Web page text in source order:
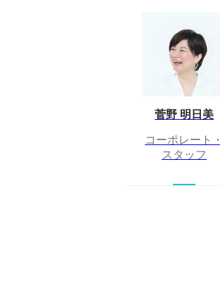
菅野 明日美
コーポレート・
スタッフ